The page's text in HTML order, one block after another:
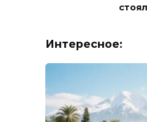
Интересное: